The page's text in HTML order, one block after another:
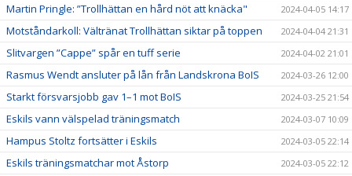
Martin Pringle: ”Trollhättan en hård nöt att knäcka" 2024-04-05 14:17
Motståndarkoll: Vältränat Trollhättan siktar på toppen 2024-04-04 21:31
Slitvargen ”Cappe” spår en tuff serie 2024-04-02 21:01
Rasmus Wendt ansluter på lån från Landskrona BoIS 2024-03-26 12:00
Starkt försvarsjobb gav 1–1 mot BoIS 2024-03-25 21:54
Eskils vann välspelad träningsmatch 2024-03-07 10:09
Hampus Stoltz fortsätter i Eskils 2024-03-05 22:14
Eskils träningsmatchar mot Åstorp 2024-03-05 22:12